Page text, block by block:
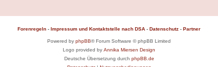
Forenregeln - Impressum und Kontaktstelle nach DSA - Datenschutz - Partner
Powered by phpBB® Forum Software © phpBB Limited
Logo provided by Annika Miersen Design
Deutsche Übersetzung durch phpBB.de